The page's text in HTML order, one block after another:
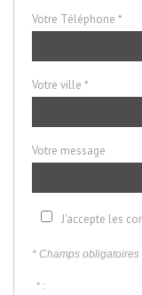
Votre Téléphone *
Votre ville *
Votre message
J'accepte les
* Champs obligatoires
* :